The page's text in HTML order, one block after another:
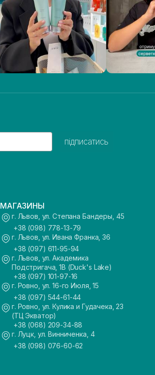
підписатись
МАГАЗИНЫ
г. Львов, ул. Степана Бандеры, 45
+38 (098) 778-13-79
г. Львов, ул. Ивана Франка, 36
+38 (097) 611-95-94
г. Львов, ул. Академика
Подстригача, 1В (Duck's Lake)
+38 (097) 101-97-16
г. Ровно, ул. 16-го Июля, 15
+38 (097) 544-61-44
г. Ровно, ул. Кулика и Гудачека, 23
(ТЦ Экватор)
+38 (068) 209-34-88
г. Луцк, ул. Винниченка, 4
+38 (098) 076-60-62